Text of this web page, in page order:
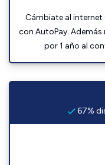
Cámbiate al
con AutoPay. Además
por 1 año al
67%